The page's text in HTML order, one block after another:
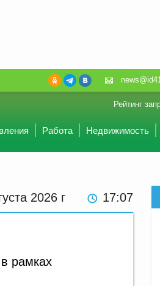
Рейтинг
Работа Недвижимость
2026 г 17:07
рамках